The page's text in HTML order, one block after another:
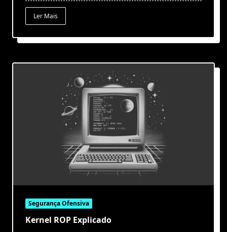
Ler Mais
Segurança Ofensiva
Kernel ROP Explicado